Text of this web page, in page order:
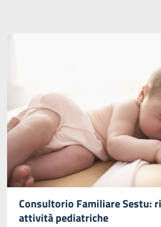
Consultorio Familiare Sestu:
attività pediatriche